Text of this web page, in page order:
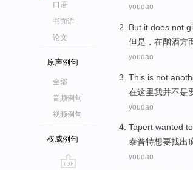
口语
书面语
论文
原声例句
全部
音频例句
视频例句
权威例句
youdao
But it does not
但是 ， 在酗酒方
youdao
This is not
在这里我并不是
youdao
Tapert wanted to
泰普特想要找出
youdao